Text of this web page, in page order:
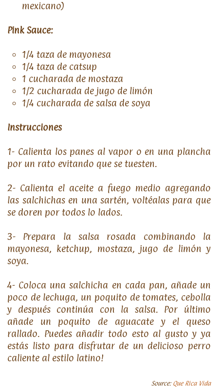
mexicano)
Pink Sauce:
1/4 taza de mayonesa
1/4 taza de catsup
1 cucharada de mostaza
1/2 cucharada de jugo de limón
1/4 cucharada de salsa de soya
Instrucciones
1- Calienta los panes al vapor o en una plancha
por un rato evitando que se tuesten.
2- Calienta el aceite a fuego medio agregando
las salchichas en una sartén, voltéalas para que
se doren por todos lo lados.
3- Prepara la salsa rosada combinando la
mayonesa, ketchup, mostaza, jugo de limón y
soya.
4- Coloca una salchicha en cada pan, añade un
poco de lechuga, un poquito de tomates, cebolla
y después continúa con la salsa. Por último
añade un poquito de aguacate y el queso
rallado. Puedes añadir todo esto al gusto y ya
estás listo para disfrutar de un delicioso perro
caliente al estilo latino!
Source: Que Rica Vida